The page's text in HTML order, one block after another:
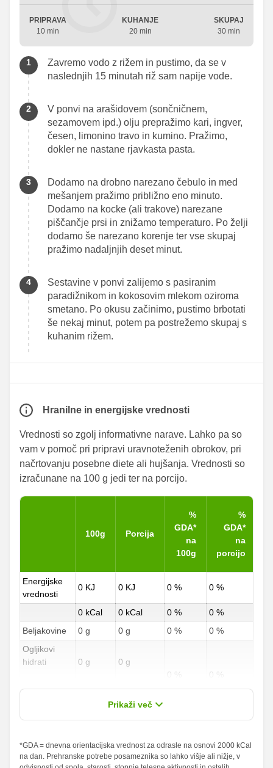
PRIPRAVA
10 min
KUHANJE
20 min
SKUPAJ
30 min
Zavremo vodo z rižem in pustimo, da se v
naslednjih 15 minutah riž sam napije vode.
V ponvi na arašidovem (sončničnem,
sezamovem ipd.) olju prepražimo kari, ingver,
česen, limonino travo in kumino. Pražimo,
dokler ne nastane rjavkasta pasta.
Dodamo na drobno narezano čebulo in med
mešanjem pražimo približno eno minuto.
Dodamo na kocke (ali trakove) narezane
piščančje prsi in znižamo temperaturo. Po želji
dodamo še narezano korenje ter vse skupaj
pražimo nadaljnjih deset minut.
Sestavine v ponvi zalijemo s pasiranim
paradižnikom in kokosovim mlekom oziroma
smetano. Po okusu začinimo, pustimo brbotati
še nekaj minut, potem pa postrežemo skupaj s
kuhanim rižem.
Hranilne in energijske vrednosti
Vrednosti so zgolj informativne narave. Lahko pa so
vam v pomoč pri pripravi uravnoteženih obrokov, pri
načrtovanju posebne diete ali hujšanja. Vrednosti so
izračunane na 100 g jedi ter na porcijo.
100g Porcija
%
GDA*
na
100g
%
GDA*
na
porcijo
Energijske
vrednosti
0 KJ 0 KJ 0 % 0 %
0 kCal 0 kCal 0 %
0 %
Beljakovine
0 g 0 g 0 %
0 %
Ogljikovi
hidrati
od teh
0 g
0 g
0 g
0 g
0 % 0 %
Maščobe
od teh
nasičene
0 g 0 g 0 % 0 %
Prikaži več
*GDA = dnevna orientacijska vrednost za odrasle na osnovi 2000 kCal
na dan. Prehranske potrebe posameznika so lahko višje ali nižje, v